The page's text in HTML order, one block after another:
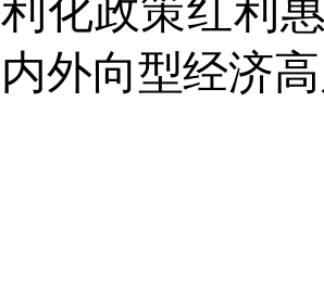
利化政策红利
内外向型经济